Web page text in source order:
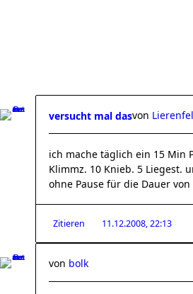
versucht mal dasvon
ich mache täglich ein 15 Min
Klimmz. 10 Knieb. 5 Liegest.
ohne Pause für die Dauer von
Zitieren 11.12.2008, 22:13
von bolk